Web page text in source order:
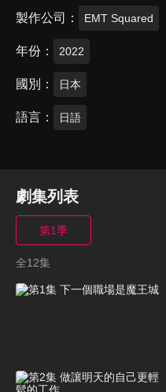
製作公司 EMT Squared
年份 2022
國別 日本
語言 日語
劇集列表
第1季
全12集